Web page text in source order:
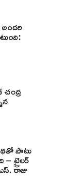
అందరి
చంద్ర
పాటు
– ట్రైలర్
రాజు